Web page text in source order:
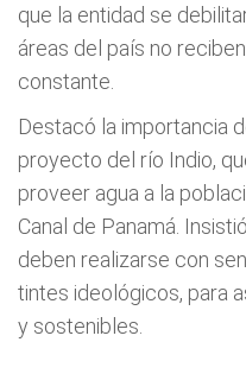
que la entidad se
áreas del país no
constante.
Destacó la importancia
proyecto del río Indio,
proveer agua a la
Canal de Panamá.
deben realizarse con
tintes ideológicos, para
y sostenibles.